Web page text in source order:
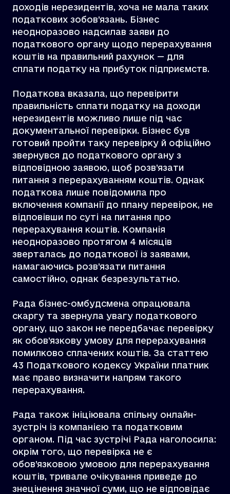
доходів нерезидентів, хоча не мала таких
податкових зобов’язань. Бізнес
неодноразово надсилав заяви до
податкового органу щодо перерахування
коштів на правильний рахунок — для
сплати податку на прибуток підприємств.
Податкова вказала, що перевірити
правильність сплати податку на доходи
нерезидентів можливо лише під час
документальної перевірки. Бізнес був
готовий пройти таку перевірку й офіційно
звернувся до податкового органу з
відповідною заявою, щоб розв’язати
питання з перерахуванням коштів. Однак
податкова лише повідомила про
включення компанії до плану перевірок, не
відповівши по суті на питання про
перерахування коштів. Компанія
неодноразово протягом 4 місяців
зверталась до податкової із заявами,
намагаючись розв’язати питання
самостійно, однак безрезультатно.
Рада бізнес-омбудсмена опрацювала
скаргу та звернула увагу податкового
органу, що закон не передбачає перевірку
як обов’язкову умову для перерахування
помилково сплачених коштів. За статтею
43 Податкового кодексу України платник
має право визначити напрям такого
перерахування.
Рада також ініціювала спільну онлайн-
зустріч із компанією та податковим
органом. Під час зустрічі Рада наголосила:
окрім того, що перевірка не є
обов’язковою умовою для перерахування
коштів, тривале очікування приведе до
знецінення значної суми, що не відповідає